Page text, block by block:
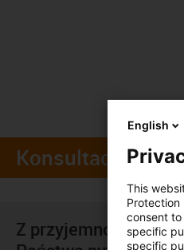
Konsultacje
Z przyjemnością
English
This
Protection
consent
specific
specific